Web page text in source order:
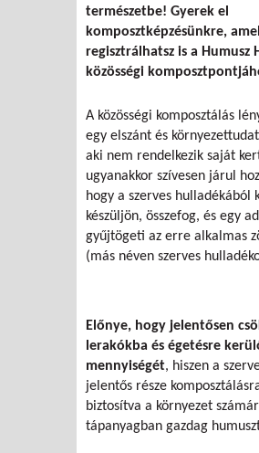
természetbe! Gyerek el
komposztképzésünkre,
regisztrálhatsz is a Humusz
közösségi
A közösségi komposztálás
egy elszánt és
aki nem rendelkezik saját
ugyanakkor szívesen járul
hogy a szerves hulladékából
készüljön, összefog, és egy
gyűjtögeti az erre alkalmas
(más néven szerves
Előnye, hogy jelentősen
lerakókba és égetésre
mennyiségét, hiszen a
jelentős része
biztosítva a környezet
tápanyagban gazdag